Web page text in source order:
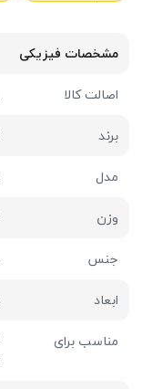
مشخصات فیزیکی
اصالت کالا
برند
مدل
وزن
جنس
ابعاد
مناسب برای